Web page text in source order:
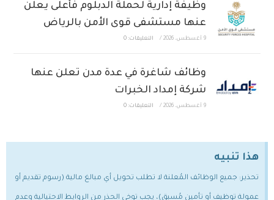
وظيفة إدارية لحملة الدبلوم فأعلى يعلن
عنها مستشفى قوى الأمن بالرياض
9 أغسطس، 2026 / التعليقات: 0
وظائف شاغرة في عدة مدن تعلن عنها
شركة إمداد الخبرات
9 أغسطس، 2026 / التعليقات: 0
هذا تنبيه
تحذير: جميع الوظائف المُعلنة لا تطلب تحويل أي مبالغ مالية (رسوم تقديم أو
عمولة توظيف أو تأمين مُسبق)، يجب توخي الحذر من الروابط الاحتيالية وعدم